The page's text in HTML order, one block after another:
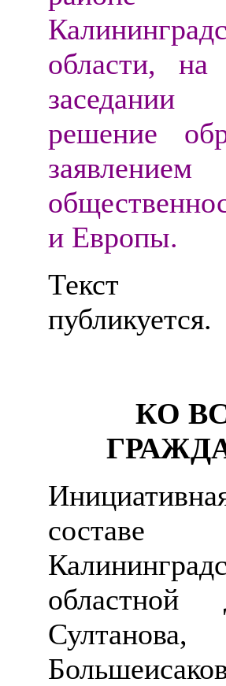
области, на
решение
и Европы.
Текст
публикуется.
КО
составе
Султанова,